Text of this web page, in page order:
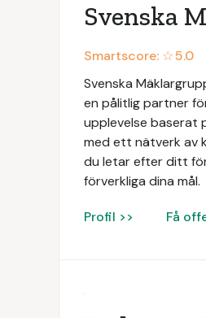
Svenska
Smartscore: ☆5.0
Svenska
en pålitlig partner
upplevelse baserat
med ett nätverk av
du letar efter ditt
förverkliga dina mål.
Profil >> Få